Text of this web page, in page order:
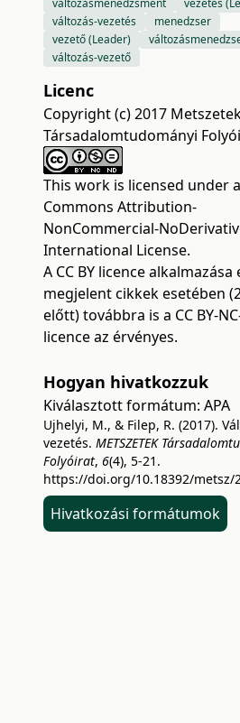
változásmenedzsment
vezetés
változás-vezetés
menedzser
vezető (Leader)
változás-vezető
Licenc
Copyright (c) 2017
Társadalomtudományi
This work is licensed under a
Commons Attribution-
NonCommercial-
International License.
A CC BY licence
megjelent cikkek esetében
előtt) továbbra is a CC BY-
licence az érvényes.
Hogyan hivatkozzuk
Kiválasztott formátum: APA
Ujhelyi, M., & Filep, R. (2017).
vezetés. METSZETEK
Folyóirat, 6(4), 5-21.
https://doi.org/10.18392/metsz/
Hivatkozási formátumok